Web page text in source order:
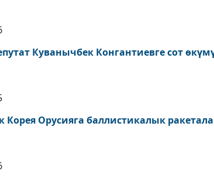
Куванычбек Конгантиевге сот
Корея Орусияга баллистикалык